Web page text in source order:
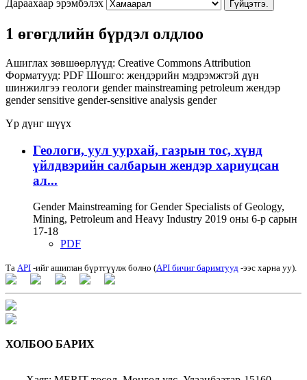
Дараахаар эрэмбэлэх Гүйцэтгэ.
1 өгөгдлийн бүрдэл олдлоо
Ашиглах зөвшөөрлүүд: Creative Commons Attribution
Форматууд: PDF Шошго: жендэрийн мэдрэмжтэй дүн
шинжилгээ геологи gender mainstreaming petroleum жендэр
gender sensitive gender-sensitive analysis gender
Үр дүнг шүүх
Геологи, уул уурхай, газрын тос, хүнд
үйлдвэрийн салбарын жендэр хариуцсан
ал...
Gender Mainstreaming for Gender Specialists of Geology,
Mining, Petroleum and Heavy Industry 2019 оны 6-р сарын
17-18
PDF
Та API -ийг ашиглан бүртгүүлж болно (API бичиг баримтууд -ээс харна уу).
ХОЛБОО БАРИХ